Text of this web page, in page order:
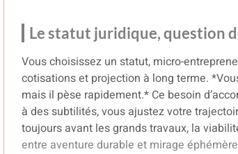
Le statut juridique, question
Vous choisissez un statut, micro-
cotisations et projection à long terme.
mais il pèse rapidement.* Ce besoin
à des subtilités, vous ajustez votre
toujours avant les grands travaux, la
entre aventure durable et mirage éphémère